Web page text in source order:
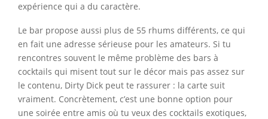
expérience qui a du caractère.
Le bar propose aussi plus de 55 rhums différents, ce qui
en fait une adresse sérieuse pour les amateurs. Si tu
rencontres souvent le même problème des bars à
cocktails qui misent tout sur le décor mais pas assez sur
le contenu, Dirty Dick peut te rassurer : la carte suit
vraiment. Concrètement, c’est une bonne option pour
une soirée entre amis où tu veux des cocktails exotiques,